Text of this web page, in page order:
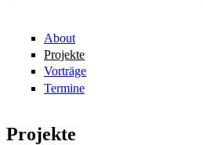
Hauptmenü
About
Projekte
Vorträge
Termine
Projekte